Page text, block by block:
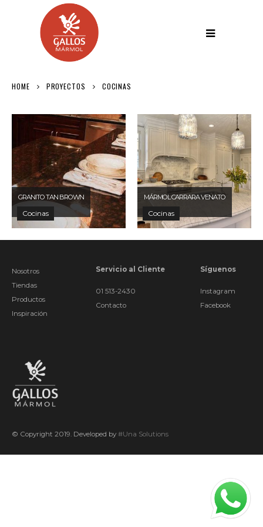
HOME PROYECTOS COCINAS
GRANITO TAN BROWN
Cocinas
MÁRMOL CARRARA VENATO
Cocinas
Nosotros
Tiendas
Productos
Inspiración
Servicio al Cliente
01 513-2430
Contacto
Síguenos
Instagram
Facebook
© Copyright 2019. Developed by #Una Solutions